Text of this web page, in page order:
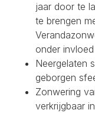
jaar door te
te brengen
onder
Neergelaten
geborgen
Zonwering
verkrijgbaar